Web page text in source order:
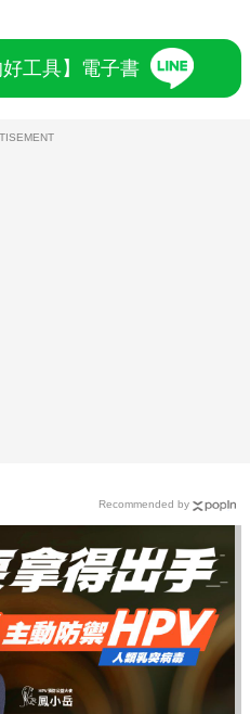
工具】電子書
Recommended by